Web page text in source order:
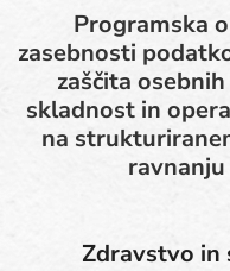
Programska
zasebnosti
zaščita
skladnost in
na
Zdravstvo